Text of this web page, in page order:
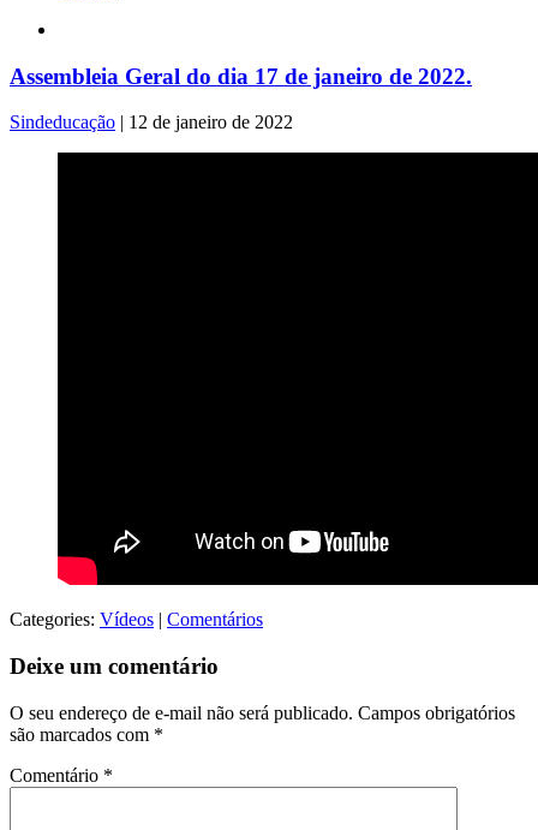
Assembleia Geral do dia 17 de janeiro de 2022.
Sindeducação | 12 de janeiro de 2022
Categories: Vídeos | Comentários
Deixe um comentário
O seu endereço de e-mail não será publicado. Campos obrigatórios
são marcados com *
Comentário *